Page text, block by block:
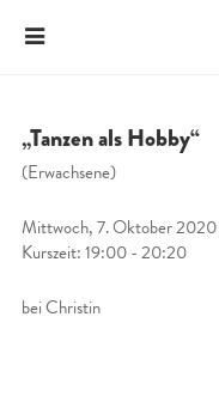
„Tanzen als Hobby“
(Erwachsene)
Mittwoch, 7. Oktober 2020
Kurszeit: 19:00 - 20:20
bei Christin